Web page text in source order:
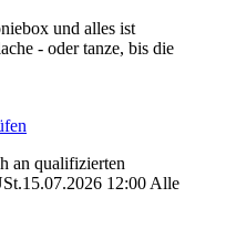
und alles ist
- oder tanze, bis die
an qualifizierten
12:00 Alle